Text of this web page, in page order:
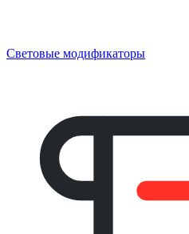
Световые модификаторы